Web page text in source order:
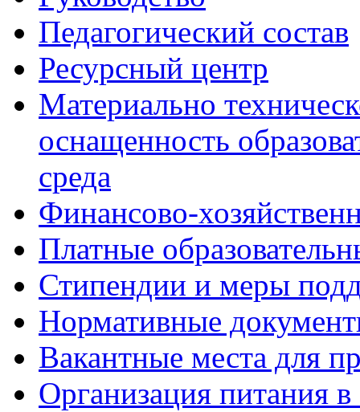
Педагогический состав
Ресурсный центр
Материально
оснащенность
среда
Финансово-
Платные
Стипендии и меры
Нормативные
Вакантные места для
Организация питания в